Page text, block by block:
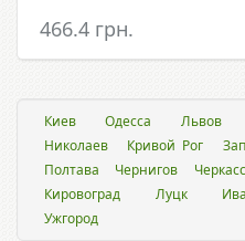
466.4 грн.
Киев Одесса Львов
Николаев
Кривой Рог
Полтава
Чернигов
Кировоград
Луцк
Ужгород